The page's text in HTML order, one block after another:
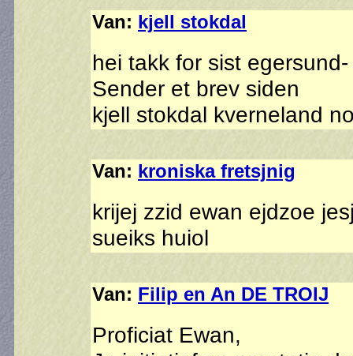
Van: kjell stokdal
hei takk for sist
Sender et brev siden
kjell stokdal kverneland
Van: kroniska fretsjnig
krijej zzid ewan ejdzoe
sueiks huiol
Van: Filip en An DE TROIJ
Proficiat Ewan,